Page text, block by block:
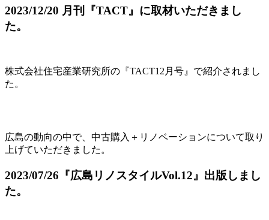
2023/12/20 月刊『TACT』に取材いただきまし
た。
株式会社住宅産業研究所の『TACT12月号』で紹介されまし
た。
広島の動向の中で、中古購入＋リノベーションについて取り
上げていただきました。
2023/07/26『広島リノスタイルVol.12』出版しまし
た。